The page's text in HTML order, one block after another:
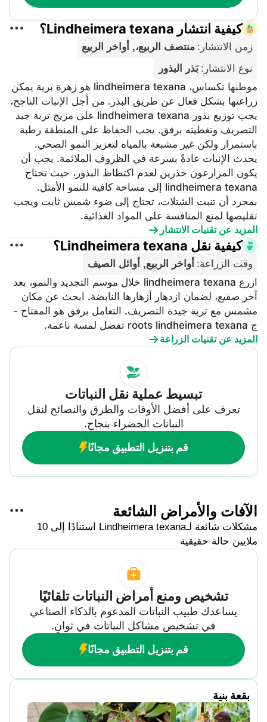
كيفية انتشار Lindheimera texana؟
زمن الانتشار : منتصف الربيع،, أواخر الربيع
نوع الانتشار : بَذر البذور
موطنها تكساس، lindheimera texana هو زهرة برية يمكن
زراعتها بشكل فعال عن طريق البذر. من أجل الإنبات الناجح،
يجب توزيع بذور lindheimera texana على مزيج تربة جيد
التصريف وتغطيته برفق. يجب الحفاظ على المنطقة رطبة
باستمرار ولكن غير مشبعة بالمياه لتعزيز النمو الصحي.
يحدث الإنبات عادةً بسرعة في الظروف الملائمة. يجب أن
يكون المزارعون حذرين لعدم اكتظاظ البذور، حيث تحتاج
lindheimera texana إلى مساحة كافية للنمو الأمثل.
بمجرد أن تنبت الشتلات، تحتاج إلى ضوء شمس ثابت ويجب
تقليصها لمنع المنافسة على المواد الغذائية.
المزيد عن تقنيات الانتشار
كيفية نقل Lindheimera texana؟
وقت الزراعة: أواخر الربيع, أوائل الصيف
ازرع lindheimera texana خلال موسم التجديد والنمو، بعد
آخر صقيع، لضمان ازدهار أزهارها النابضة. ابحث عن مكان
مشمس مع تربة جيدة التصريف. التعامل برفق هو المفتاح -
ج roots lindheimera texana تفضل لمسة ناعمة.
المزيد عن تقنيات الزراعة
تبسيط عملية نقل النباتات
تعرف على أفضل الأوقات والطرق والنصائح لنقل
النباتات الخضراء بنجاح.
قم بتنزيل التطبيق مجانًا
الآفات والأمراض الشائعة
مشكلات شائعة لـLindheimera texana استنادًا إلى 10
ملايين حالة حقيقية
تشخيص ومنع أمراض النباتات تلقائيًا
يساعدك طبيب النباتات المدعوم بالذكاء الصناعي
في تشخيص مشاكل النباتات في ثوانٍ.
قم بتنزيل التطبيق مجانًا
بقعة بنية